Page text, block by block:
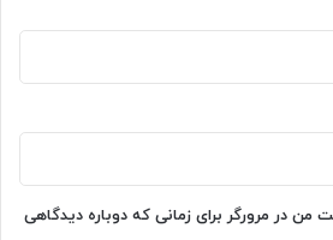
من در مرورگر برای زمانی که دوباره دیدگاهی